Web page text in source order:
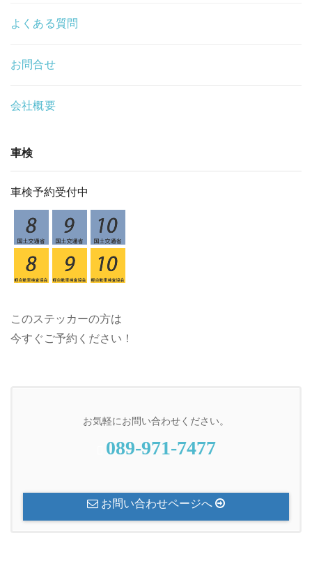
よくある質問
お問合せ
会社概要
車検
車検予約受付中
このステッカーの方は
今すぐご予約ください！
お気軽にお問い合わせください。
089-971-7477
お問い合わせページへ